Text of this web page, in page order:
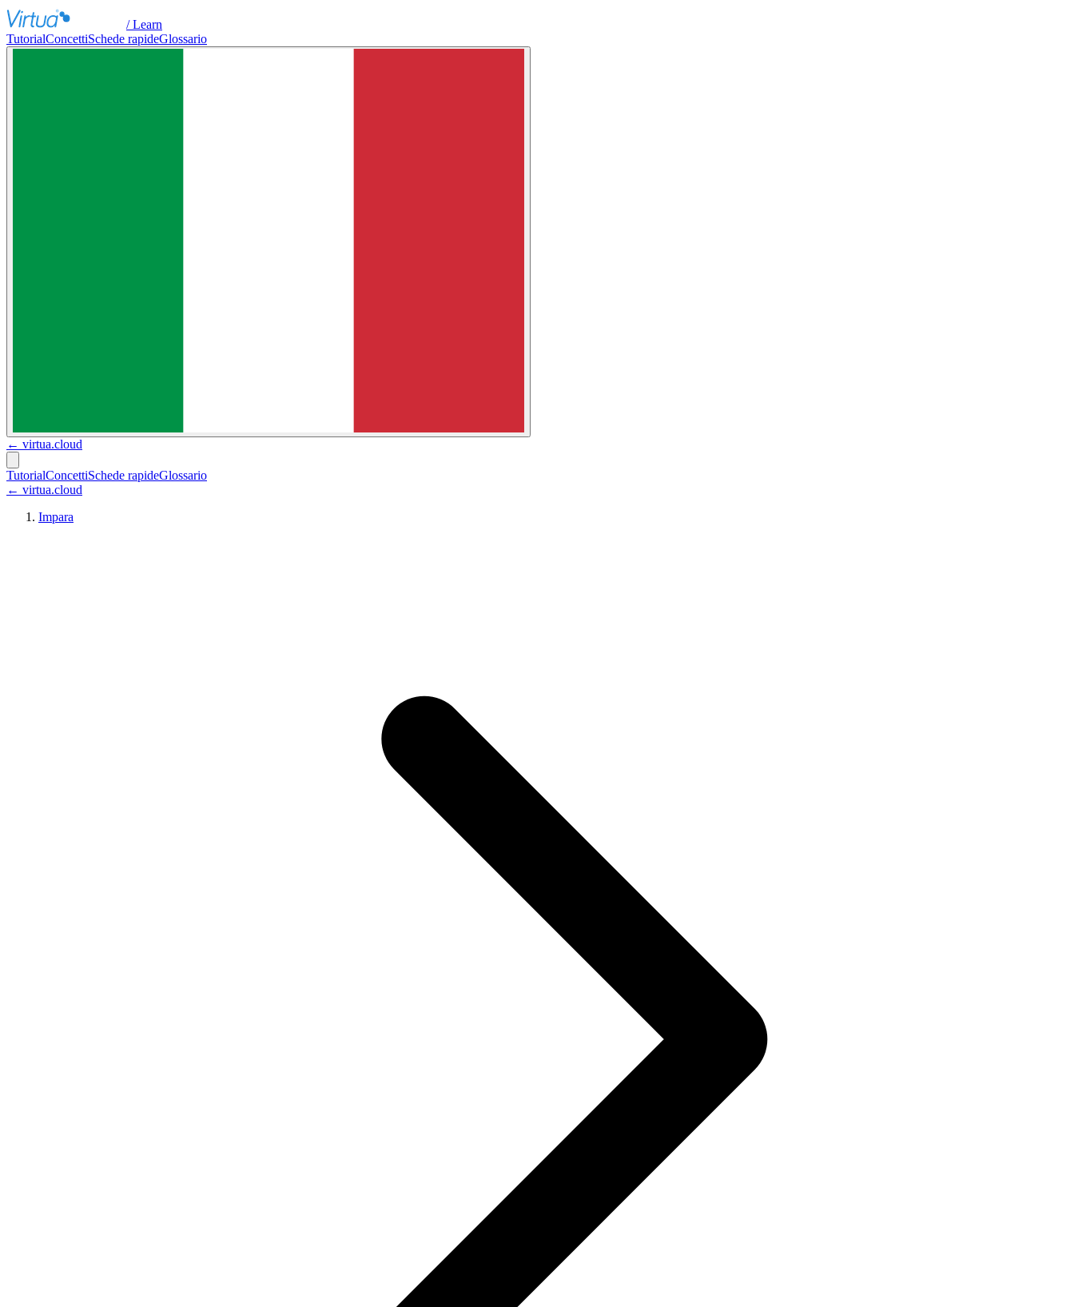
/ Learn
TutorialConcettiSchede rapideGlossario
← virtua.cloud
TutorialConcettiSchede rapideGlossario
← virtua.cloud
Impara